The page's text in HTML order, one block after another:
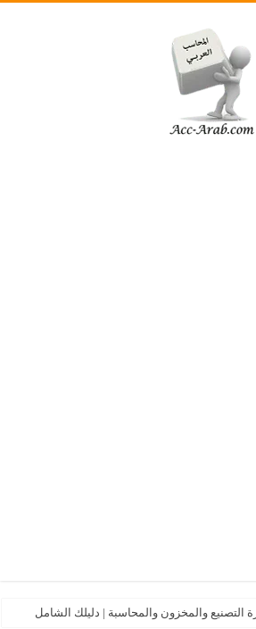
التصنيع والمخزون والمحاسبة | دليلك الشامل